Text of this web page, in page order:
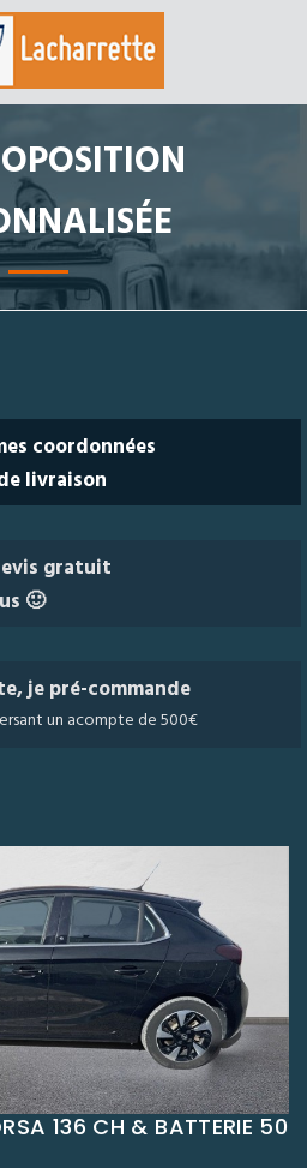
coordonnées
livraison
gratuit
🙂
je pré-commande
un acompte de 500€
136 CH & BATTERIE 50